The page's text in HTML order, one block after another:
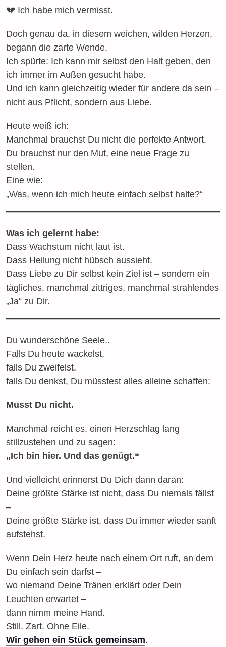
💔 Ich habe mich vermisst.
Doch genau da, in diesem weichen, wilden Herzen,
begann die zarte Wende.
Ich spürte: Ich kann mir selbst den Halt geben, den
ich immer im Außen gesucht habe.
Und ich kann gleichzeitig wieder für andere da sein –
nicht aus Pflicht, sondern aus Liebe.
Heute weiß ich:
Manchmal brauchst Du nicht die perfekte Antwort.
Du brauchst nur den Mut, eine neue Frage zu
stellen.
Eine wie:
„Was, wenn ich mich heute einfach selbst halte?“
Was ich gelernt habe:
Dass Wachstum nicht laut ist.
Dass Heilung nicht hübsch aussieht.
Dass Liebe zu Dir selbst kein Ziel ist – sondern ein
tägliches, manchmal zittriges, manchmal strahlendes
„Ja“ zu Dir.
Du wunderschöne Seele..
Falls Du heute wackelst,
falls Du zweifelst,
falls Du denkst, Du müsstest alles alleine schaffen:
Musst Du nicht.
Manchmal reicht es, einen Herzschlag lang
stillzustehen und zu sagen:
„Ich bin hier. Und das genügt.“
Und vielleicht erinnerst Du Dich dann daran:
Deine größte Stärke ist nicht, dass Du niemals fällst
–
Deine größte Stärke ist, dass Du immer wieder sanft
aufstehst.
Wenn Dein Herz heute nach einem Ort ruft, an dem
Du einfach sein darfst –
wo niemand Deine Tränen erklärt oder Dein
Leuchten erwartet –
dann nimm meine Hand.
Still. Zart. Ohne Eile.
Wir gehen ein Stück gemeinsam.